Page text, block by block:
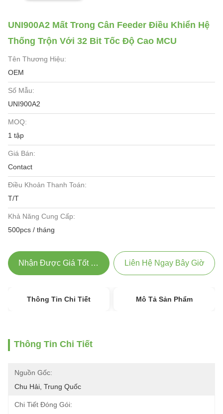
UNI900A2 Mất Trong Cân Feeder Điều Khiển Hệ
Thống Trộn Với 32 Bit Tốc Độ Cao MCU
Tên Thương Hiệu:
OEM
Số Mẫu:
UNI900A2
MOQ:
1 tập
Giá Bán:
Contact
Điều Khoản Thanh Toán:
T/T
Khả Năng Cung Cấp:
500pcs / tháng
Nhận Được Giá Tốt Nhất Liên Hệ Ngay Bây Giờ
Thông Tin Chi Tiết Mô Tả Sản Phẩm
Thông Tin Chi Tiết
Nguồn Gốc:
Chu Hải, Trung Quốc
Chi Tiết Đóng Gói: